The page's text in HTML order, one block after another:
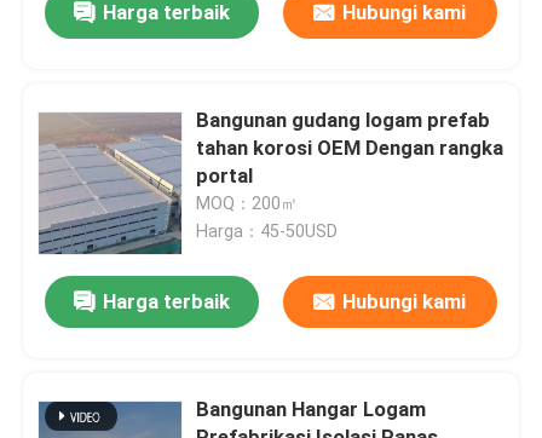
Kontrol Kualitas
Hubungi Kami
Berita
Kasus-kasus
Gudang Struktur Baja
Harga terbaik Hubungi kami
Bangunan gudang logam prefab
tahan korosi OEM Dengan rangka
portal
MOQ：200㎡
Harga：45-50USD
Harga terbaik Hubungi kami
Bangunan Hangar Logam